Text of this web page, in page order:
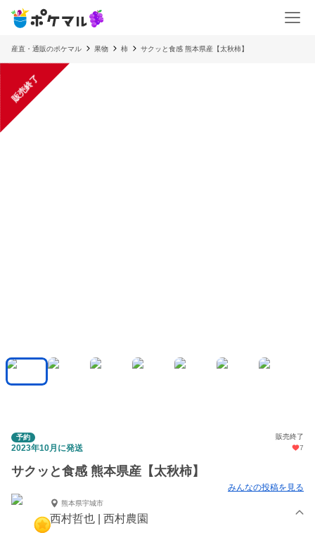
産直・通販のポケマル 果物 柿 サクッと食感 熊本県産【太秋柿】
販売終了
予約 販売終了
2023年10月に発送 7
サクッと食感 熊本県産【太秋柿】
みんなの投稿を見る
熊本県宇城市
西村哲也 | 西村農園